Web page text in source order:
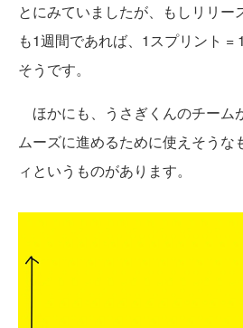
とにみていましたが、もしリリー
も1週間であれば、1スプリント =
そうです。
ほかにも、うさぎくんのチーム
ムーズに進めるために使えそうな
ィというものがあります。